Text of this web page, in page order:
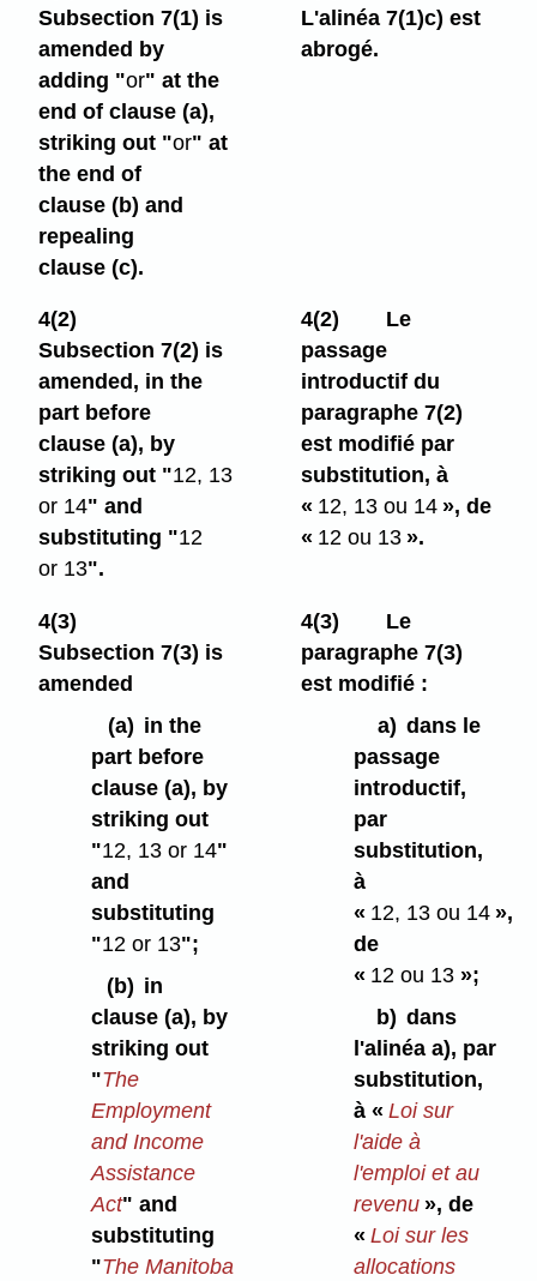
Subsection 7(1) is
amended by
adding "or" at the
end of clause (a),
striking out "or" at
the end of
clause (b) and
repealing
clause (c).
L'alinéa 7(1)c) est
abrogé.
4(2)
Subsection 7(2) is
amended, in the
part before
clause (a), by
striking out "12, 13
or 14" and
substituting "12
or 13".
4(2)
Le
passage
introductif du
paragraphe 7(2)
est modifié par
substitution, à
« 12, 13 ou 14 », de
« 12 ou 13 ».
4(3)
Subsection 7(3) is
amended
(a) in the
part before
clause (a), by
striking out
"12, 13 or 14"
and
substituting
"12 or 13";
(b) in
clause (a), by
striking out
"The
Employment
and Income
Assistance
Act" and
substituting
"The Manitoba
4(3)
Le
paragraphe 7(3)
est modifié :
a) dans le
passage
introductif,
par
substitution,
à
« 12, 13 ou 14 »,
de
« 12 ou 13 »;
b) dans
l'alinéa a), par
substitution,
à «Loi sur
l'aide à
l'emploi et au
revenu », de
«Loi sur les
allocations